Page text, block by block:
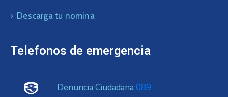
Descarga tu nomina
Telefonos de emergencia
Denuncia Ciudadana 089